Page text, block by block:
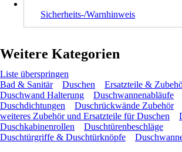
Sicherheits-/Warnhinweis
Weitere Kategorien
Liste überspringen
Bad & Sanitär
Duschen
Ersatzteile &
Duschwand Halterung
Duschwannenabläufe
Duschdichtungen
Duschrückwände Zubehör
weiteres Zubehör und Ersatzteile für Duschen
Duschkabinenrollen
Duschtürenbeschläge
Duschtürgriffe & Duschtürknöpfe